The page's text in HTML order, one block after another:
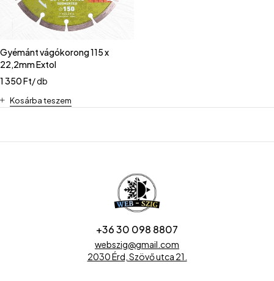
Gyémánt vágókorong 115 x
22,2mm Extol
1 350Ft/ db
Kosárba teszem
+36 30 098 8807
webszig@gmail.com
2030 Érd, Szövő utca 21.